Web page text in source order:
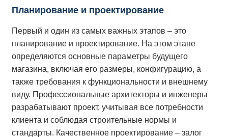
Планирование и проектирование
Первый и один из самых важных этапов – это
планирование и проектирование. На этом этапе
определяются основные параметры будущего
магазина, включая его размеры, конфигурацию, а
также требования к функциональности и внешнему
виду. Профессиональные архитекторы и инженеры
разрабатывают проект, учитывая все потребности
клиента и соблюдая строительные нормы и
стандарты. Качественное проектирование – залог